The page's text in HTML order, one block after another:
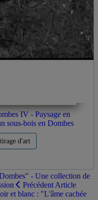
IV - Paysage en
sous-bois en Dombes
d'art
- Une collection de
PrécédentArticle
et blanc : "L'âme cachée